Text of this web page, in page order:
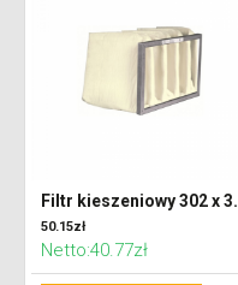
Filtr
50.15zł
Netto:40.77zł